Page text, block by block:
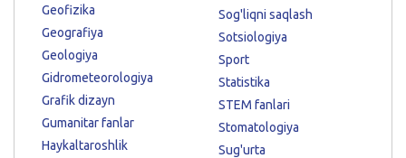
Geofizika
Geografiya
Geologiya
Gidrometeorologiya
Grafik dizayn
Gumanitar fanlar
Haykaltaroshlik
Sog'liqni saqlash
Sotsiologiya
Sport
Statistika
STEM fanlari
Stomatologiya
Sug'urta